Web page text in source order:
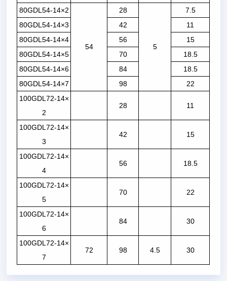
80GDL54-14×2
54
28
5
7.5
80GDL54-14×3
42
11
80GDL54-14×4
56
15
80GDL54-14×5
70
18.5
80GDL54-14×6
84
18.5
80GDL54-14×7
98
22
100GDL72-14×
2
28 11
100GDL72-14×
3
42 15
100GDL72-14×
4
56 18.5
100GDL72-14×
5
70 22
100GDL72-14×
6
84 30
100GDL72-14×
7
72 98 4.5 30